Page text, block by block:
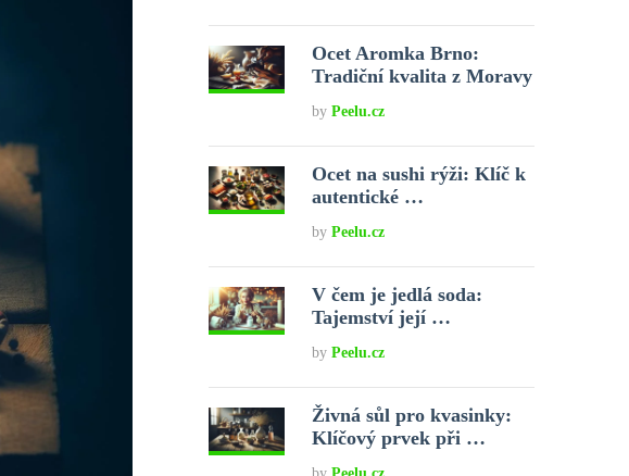
Ocet Aromka Brno:
Tradiční kvalita z Moravy
byPeelu.cz
Ocet na sushi rýži: Klíč k
autentické …
byPeelu.cz
V čem je jedlá soda:
Tajemství její …
byPeelu.cz
Živná sůl pro kvasinky:
Klíčový prvek při …